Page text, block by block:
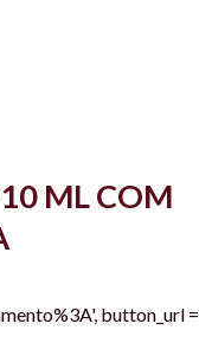
ML COM
button_url =